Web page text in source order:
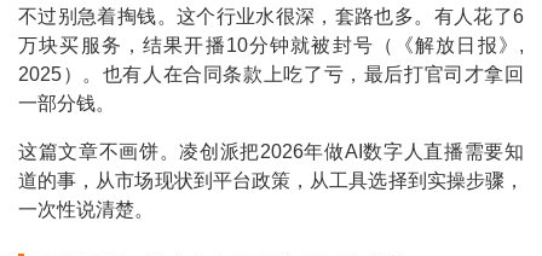
不过别急着掏钱。这个行业水很深，套路也多。有人花了6
万块买服务，结果开播10分钟就被封号（《解放日报》,
2025）。也有人在合同条款上吃了亏，最后打官司才拿回
一部分钱。
这篇文章不画饼。凌创派把2026年做AI数字人直播需要知
道的事，从市场现状到平台政策，从工具选择到实操步骤，
一次性说清楚。